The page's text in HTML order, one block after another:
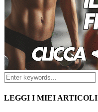
LEGGI I MIEI ARTICOLI